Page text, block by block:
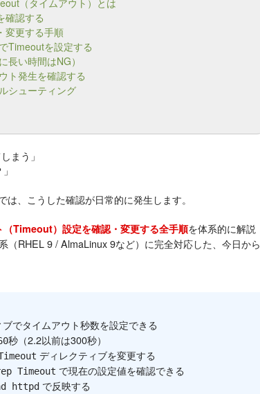
（タイムアウト）とは
確認する
変更する手順
Timeoutを設定する
長い時間はNG）
ト発生を確認する
シューティング
まう」
、こうした確認が日常的に発生します。
Timeout）設定を確認・変更する全手順を体系的に解説
（RHEL 9 / AlmaLinux 9など）に完全対応した、今日から
でタイムアウト秒数を設定できる
秒 （2.2以前は300秒）
ディレクティブを変更する
Timeout で現在の設定値を確認できる
httpd で反映する